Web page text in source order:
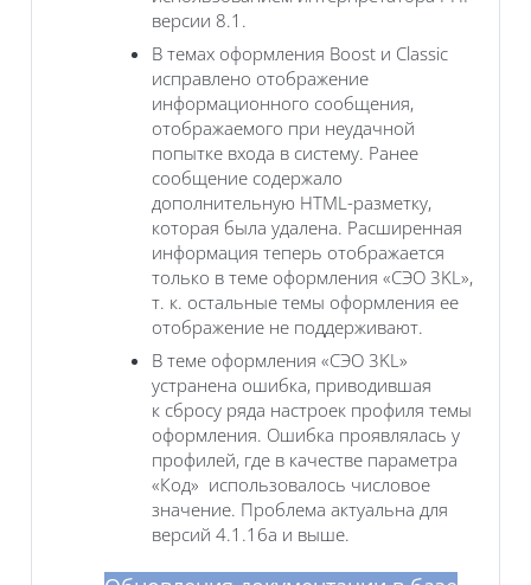
версии 8.1.
В темах оформления Boost и Classic
исправлено отображение
информационного сообщения,
отображаемого при неудачной
попытке входа в систему. Ранее
сообщение содержало
дополнительную HTML-разметку,
которая была удалена. Расширенная
информация теперь отображается
только в теме оформления «СЭО 3KL‎»,
т. к. остальные темы оформления ее
отображение не поддерживают.
В теме оформления «СЭО 3KL»
устранена ошибка, приводившая
к сбросу ряда настроек профиля темы
оформления. Ошибка проявлялась у
профилей, где в качестве параметра
«Код» использовалось числовое
значение. Проблема актуальна для
версий 4.1.16а и выше.